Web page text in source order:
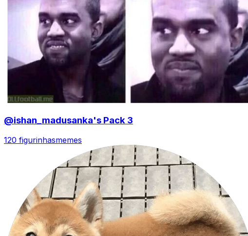
@ishan_madusanka's Pack 3
120 figurinhasmemes